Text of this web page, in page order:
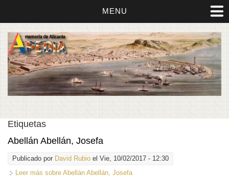
MENU
Etiquetas
Abellán Abellán, Josefa
Publicado por David Rubio el Vie, 10/02/2017 - 12:30
Leer más sobre Abellán Abellán, Josefa